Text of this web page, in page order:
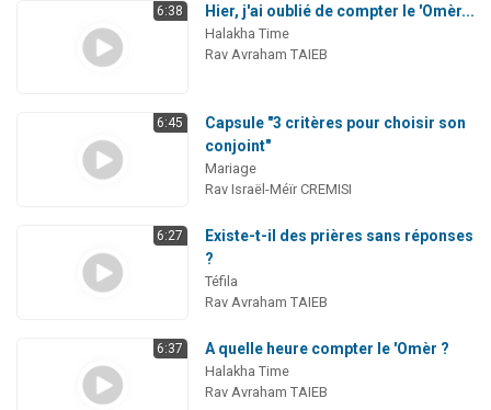
6:38 Hier, j'ai oublié de compter le 'Omèr...
Halakha Time
Rav Avraham TAIEB
6:45
Capsule "3 critères pour choisir son
conjoint"
Mariage
Rav Israël-Méïr CREMISI
6:27
Existe-t-il des prières sans réponses
?
Téfila
Rav Avraham TAIEB
6:37 A quelle heure compter le 'Omèr ?
Halakha Time
Rav Avraham TAIEB